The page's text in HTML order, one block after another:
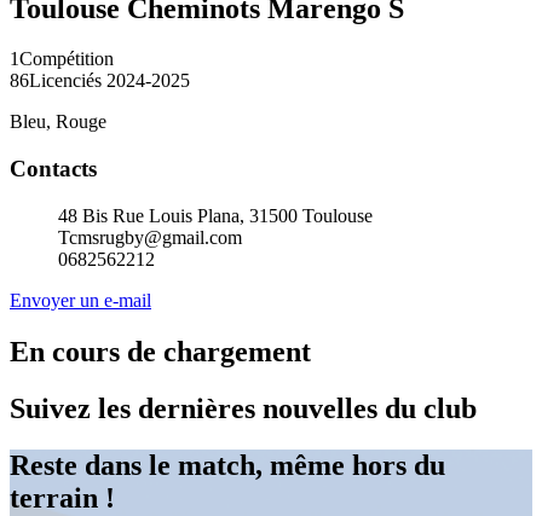
Toulouse Cheminots Marengo S
1Compétition
86Licenciés 2024-2025
Bleu, Rouge
Contacts
48 Bis Rue Louis Plana, 31500 Toulouse
Tcmsrugby@gmail.com
0682562212
Envoyer un e-mail
En cours de chargement
Suivez les dernières nouvelles du club
Reste dans le match, même hors du
terrain !